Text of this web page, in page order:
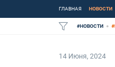
ГЛАВНАЯ НОВОСТИ
#НОВОСТИ #
14 Июня, 2024